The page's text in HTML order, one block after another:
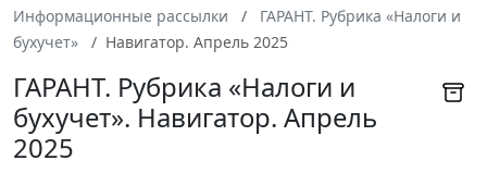
Информационные рассылки
ГАРАНТ. Рубрика «Налоги и
бухучет»
Навигатор. Апрель 2025
ГАРАНТ. Рубрика «Налоги и
бухучет». Навигатор. Апрель
2025